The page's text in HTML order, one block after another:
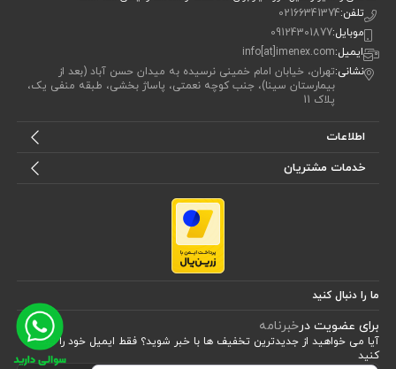
تلفن:02166341374
موبایل:09124301877
ایمیل:info[at]imenex.com
نشانی:تهران، خیابان امام خمینی نرسیده به میدان حسن آباد (بعد از
بیمارستان سینا)، جنب کوچه نعمتی، پاساژ بخشی، طبقه منفی یک،
پلاک 11
اطلاعات
خدمات مشتریان
ما را دنبال کنید
برای عضویت درخبرنامه
آیا می خواهید از جدید‌ترین تخفیف‌ ها با‌ خبر شوید؟ فقط ایمیل خود را ثبت
کنید